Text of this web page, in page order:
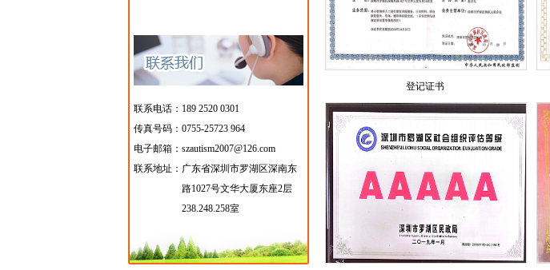
联系电话：189 2520 0301
传真号码：0755-25723 964
电子邮箱：szautism2007@126.com
联系地址： 广东省深圳市罗湖区深南东
路1027号文华大厦东座2层
238.248.258室
登记证书